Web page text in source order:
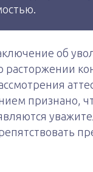
об
признано,